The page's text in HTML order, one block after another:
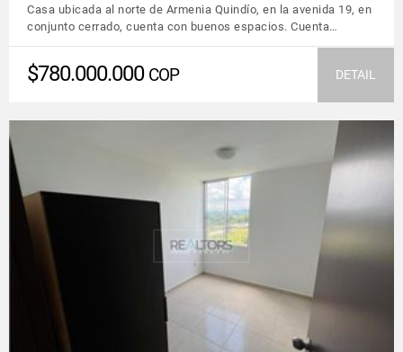
Casa ubicada al norte de Armenia Quindío, en la avenida 19, en
conjunto cerrado, cuenta con buenos espacios. Cuenta…
$780.000.000 COP DETAIL
VIEW DETAILS